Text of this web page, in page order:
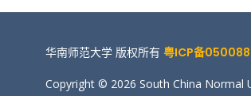
华南师范大学 版权所有 粤ICP备
Copyright © 2026 South China Normal